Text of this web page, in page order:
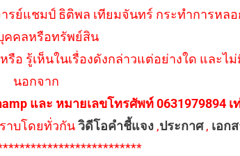
ย์แชมป์ ธิติพล เทียมจันทร์ กระทำการหลอ
คคลหรือทรัพย์สิน
อ รู้เห็นในเรื่องดังกล่าวแต่อย่างใด และ
นอกจาก
และ หมายเลขโทรศัพท์ 0631979894 เ
าบโดยทั่วกันวิดีโอคำชี้แจง,ประกาศ, เอก